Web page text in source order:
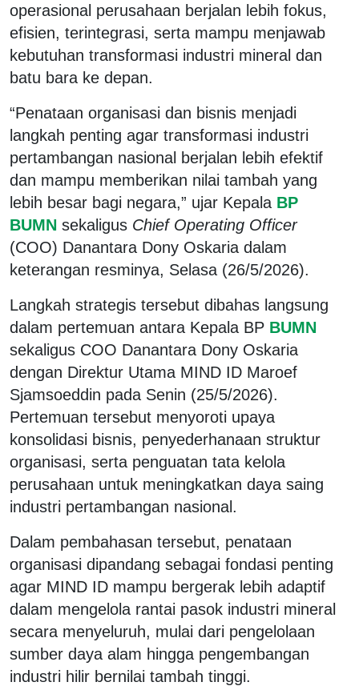
operasional perusahaan berjalan lebih fokus,
efisien, terintegrasi, serta mampu menjawab
kebutuhan transformasi industri mineral dan
batu bara ke depan.
“Penataan organisasi dan bisnis menjadi
langkah penting agar transformasi industri
pertambangan nasional berjalan lebih efektif
dan mampu memberikan nilai tambah yang
lebih besar bagi negara,” ujar Kepala BP
BUMN sekaligus Chief Operating Officer
(COO) Danantara Dony Oskaria dalam
keterangan resminya, Selasa (26/5/2026).
Langkah strategis tersebut dibahas langsung
dalam pertemuan antara Kepala BP BUMN
sekaligus COO Danantara Dony Oskaria
dengan Direktur Utama MIND ID Maroef
Sjamsoeddin pada Senin (25/5/2026).
Pertemuan tersebut menyoroti upaya
konsolidasi bisnis, penyederhanaan struktur
organisasi, serta penguatan tata kelola
perusahaan untuk meningkatkan daya saing
industri pertambangan nasional.
Dalam pembahasan tersebut, penataan
organisasi dipandang sebagai fondasi penting
agar MIND ID mampu bergerak lebih adaptif
dalam mengelola rantai pasok industri mineral
secara menyeluruh, mulai dari pengelolaan
sumber daya alam hingga pengembangan
industri hilir bernilai tambah tinggi.